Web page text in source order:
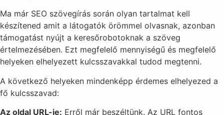
Ma már SEO szövegírás során olyan tartalmat kell
készítened amit a látogatók örömmel olvasnak, azonban
támogatást nyújt a keresőrobotoknak a szöveg
értelmezésében. Ezt megfelelő mennyiségű és megfelelő
helyeken elhelyezett kulcsszavakkal tudod megtenni.
A következő helyeken mindenképp érdemes elhelyezed a
fő kulcsszavad:
Az oldal URL-je: Erről már beszéltünk. Az URL fontos